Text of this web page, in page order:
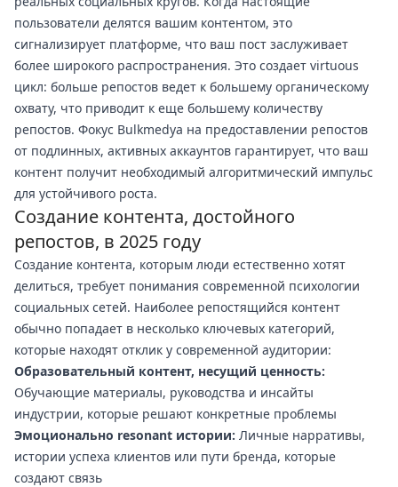
пользователи делятся вашим контентом, это
сигнализирует платформе, что ваш пост заслуживает
более широкого распространения. Это создает virtuous
цикл: больше репостов ведет к большему органическому
охвату, что приводит к еще большему количеству
репостов. Фокус Bulkmedya на предоставлении репостов
от подлинных, активных аккаунтов гарантирует, что ваш
контент получит необходимый алгоритмический импульс
для устойчивого роста.
Создание контента, достойного
репостов, в 2025 году
Создание контента, которым люди естественно хотят
делиться, требует понимания современной психологии
социальных сетей. Наиболее репостящийся контент
обычно попадает в несколько ключевых категорий,
которые находят отклик у современной аудитории:
Образовательный контент, несущий ценность:
Обучающие материалы, руководства и инсайты
индустрии, которые решают конкретные проблемы
Эмоционально resonant истории: Личные нарративы,
истории успеха клиентов или пути бренда, которые
создают связь